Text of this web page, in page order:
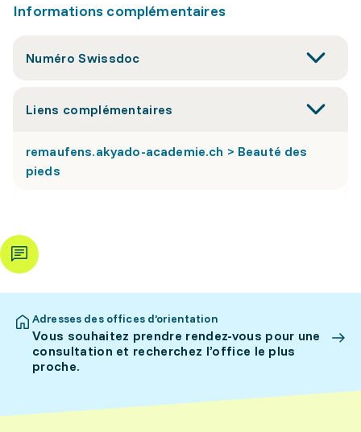
Informations complémentaires
Numéro Swissdoc
Liens complémentaires
remaufens.akyado-academie.ch > Beauté des
pieds
Adresses des offices d’orientation
Vous souhaitez prendre rendez-vous pour une
consultation et recherchez l’office le plus
proche.